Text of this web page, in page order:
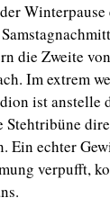
die Zweite
Im extrem
ist anstelle
Stehtribüne
Ein echter
verpufft,